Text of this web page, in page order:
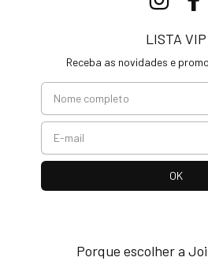
LISTA VIP
Receba as novidades e
Porque escolher a